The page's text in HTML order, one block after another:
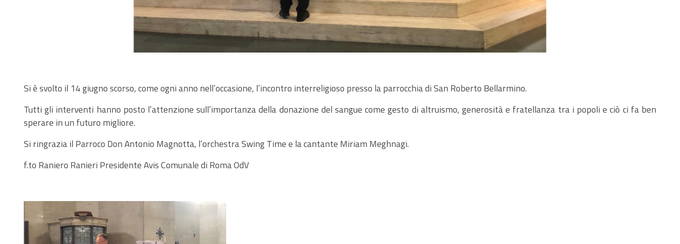
Si è svolto il 14 giugno scorso, come ogni anno nell’occasione, l’incontro interreligioso presso la parrocchia di San Roberto Bellarmino.
Tutti gli interventi hanno posto l’attenzione sull’importanza della donazione del sangue come gesto di altruismo, generosità e fratellanza tra i popoli e ciò ci fa ben
sperare in un futuro migliore.
Si ringrazia il Parroco Don Antonio Magnotta, l’orchestra Swing Time e la cantante Miriam Meghnagi.
f.to Raniero Ranieri Presidente Avis Comunale di Roma OdV